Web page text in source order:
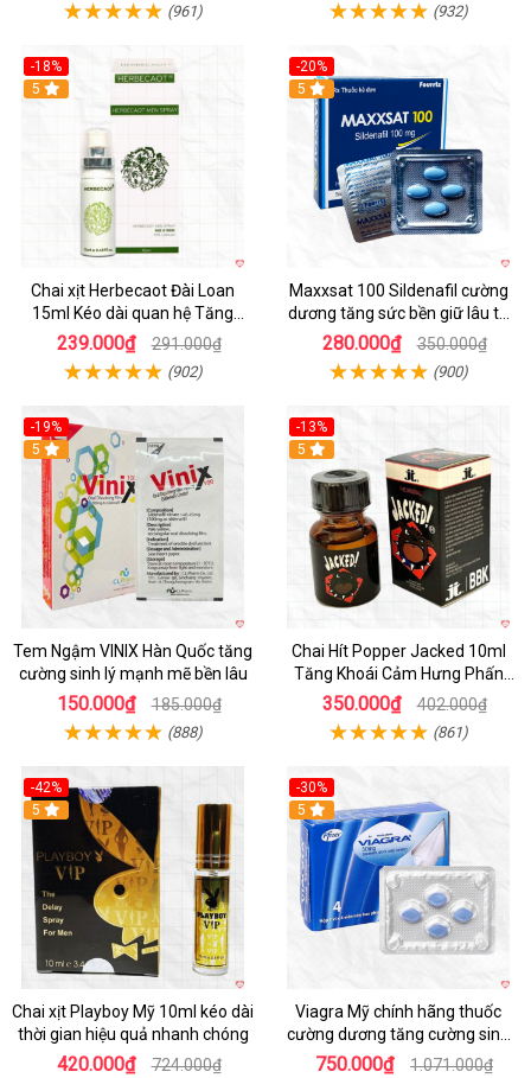
(961) (932)
-18%
5
Chai xịt Herbecaot Đài Loan
15ml Kéo dài quan hệ Tăng
hưng phấn nhanh
239.000₫ 291.000₫
(902)
-20%
5
Maxxsat 100 Sildenafil cường
dương tăng sức bền giữ lâu tự
tin phái mạnh
280.000₫ 350.000₫
(900)
-19%
5
Tem Ngậm VINIX Hàn Quốc tăng
cường sinh lý mạnh mẽ bền lâu
150.000₫ 185.000₫
(888)
-13%
5
Chai Hít Popper Jacked 10ml
Tăng Khoái Cảm Hưng Phấn
Mạnh
350.000₫ 402.000₫
(861)
-42%
5
Chai xịt Playboy Mỹ 10ml kéo dài
thời gian hiệu quả nhanh chóng
420.000₫ 724.000₫
-30%
5
Viagra Mỹ chính hãng thuốc
cường dương tăng cường sinh
lực kéo dài
750.000₫ 1.071.000₫